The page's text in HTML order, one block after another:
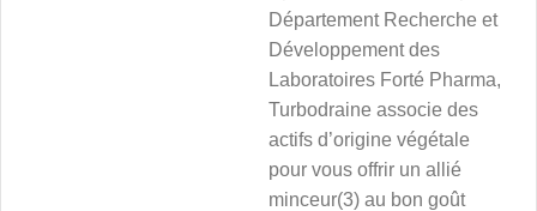
Département Recherche et
Développement des
Laboratoires Forté Pharma,
Turbodraine associe des
actifs d’origine végétale
pour vous offrir un allié
minceur(3) au bon goût